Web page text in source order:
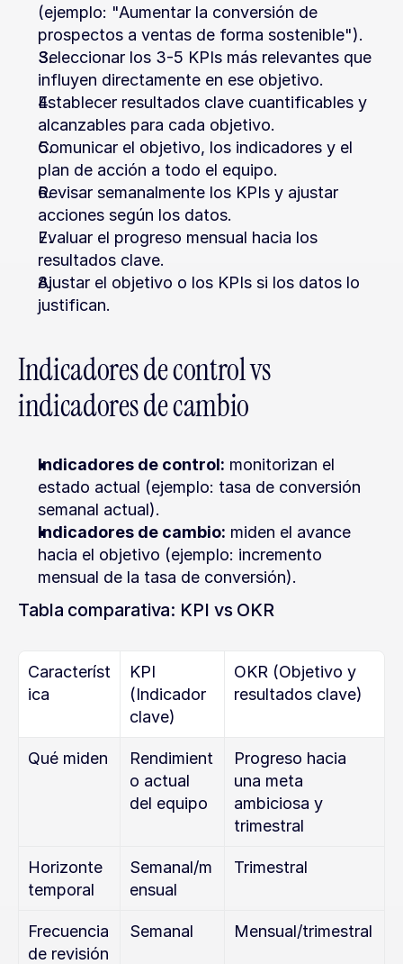
(ejemplo: "Aumentar la conversión de
prospectos a ventas de forma sostenible").
Seleccionar los 3-5 KPIs más relevantes que
influyen directamente en ese objetivo.
Establecer resultados clave cuantificables y
alcanzables para cada objetivo.
Comunicar el objetivo, los indicadores y el
plan de acción a todo el equipo.
Revisar semanalmente los KPIs y ajustar
acciones según los datos.
Evaluar el progreso mensual hacia los
resultados clave.
Ajustar el objetivo o los KPIs si los datos lo
justifican.
Indicadores de control vs
indicadores de cambio
Indicadores de control: monitorizan el
estado actual (ejemplo: tasa de conversión
semanal actual).
Indicadores de cambio: miden el avance
hacia el objetivo (ejemplo: incremento
mensual de la tasa de conversión).
Tabla comparativa: KPI vs OKR
Característ
ica
KPI
(Indicador
clave)
OKR (Objetivo y
resultados clave)
Qué miden
Rendimient
o actual
del equipo
Progreso hacia
una meta
ambiciosa y
trimestral
Horizonte
temporal
Semanal/m
ensual
Trimestral
Frecuencia
de revisión
Semanal Mensual/trimestral